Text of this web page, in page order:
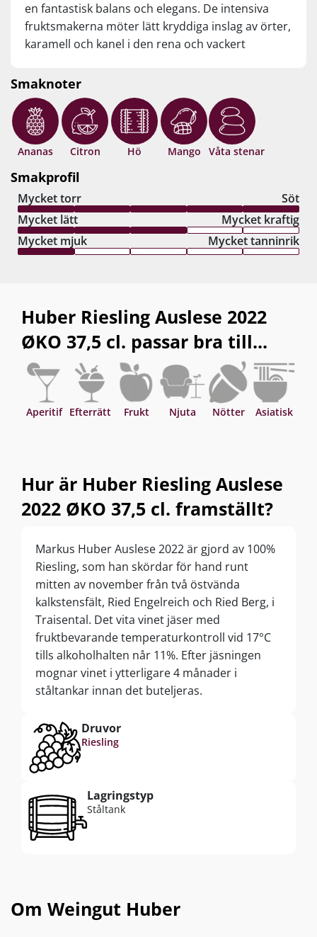
en fantastisk balans och elegans. De intensiva
fruktsmakerna möter lätt kryddiga inslag av örter,
karamell och kanel i den rena och vackert
fortsätter tills slutsatsen är tydlig... Söt Riesling i
världsklass! Drick nu eller spara +20 år från
skördeåret.
Smaknoter
Ananas Citron Hö Mango Våta stenar
Smakprofil
Mycket torr
Söt
Mycket lätt
Mycket kraftig
Mycket mjuk
Mycket tanninrik
Huber Riesling Auslese 2022
ØKO 37,5 cl. passar bra till...
Aperitif Efterrätt Frukt Njuta Nötter Asiatisk
Hur är Huber Riesling Auslese
2022 ØKO 37,5 cl. framställt?
Markus Huber Auslese 2022 är gjord av 100%
Riesling, som han skördar för hand runt
mitten av november från två östvända
kalkstensfält, Ried Engelreich och Ried Berg, i
Traisental. Det vita vinet jäser med
fruktbevarande temperaturkontroll vid 17°C
tills alkoholhalten når 11%. Efter jäsningen
mognar vinet i ytterligare 4 månader i
ståltankar innan det buteljeras.
Druvor
Riesling
Lagringstyp
Ståltank
Om Weingut Huber